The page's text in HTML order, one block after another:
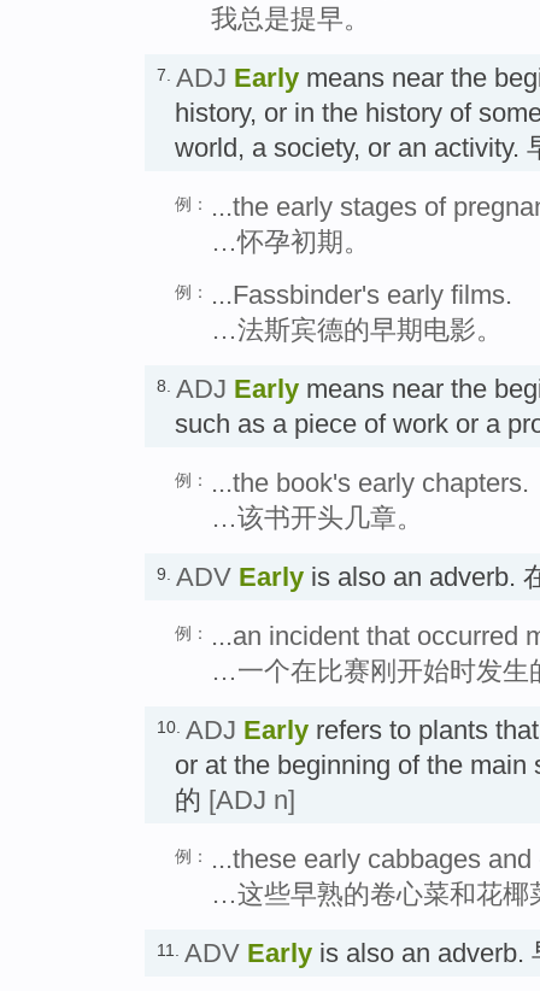
我总是提早。
7. ADJ Early means near the
history, or in the history of
world, a society, or an activity.
例：
...the early stages of
…怀孕初期。
例：
...Fassbinder's early films.
…法斯宾德的早期电影。
8. ADJ Early means near the
such as a piece of work or a
例：
...the book's early chapters.
…该书开头几章。
9. ADV Early is also an adverb.
例：
...an incident that occurred
…一个在比赛刚开始时发生
10. ADJ Early refers to plants
or at the beginning of the
的 [ADJ n]
例：
...these early cabbages
…这些早熟的卷心菜和花椰
11. ADV Early is also an adverb.